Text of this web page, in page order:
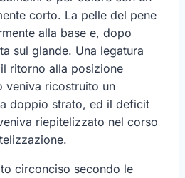
corto. La pelle del pene
alla base e, dopo
sul glande. Una legatura
ritorno alla posizione
veniva ricostruito un
doppio strato, ed il deficit
riepitelizzato nel corso
circonciso secondo le